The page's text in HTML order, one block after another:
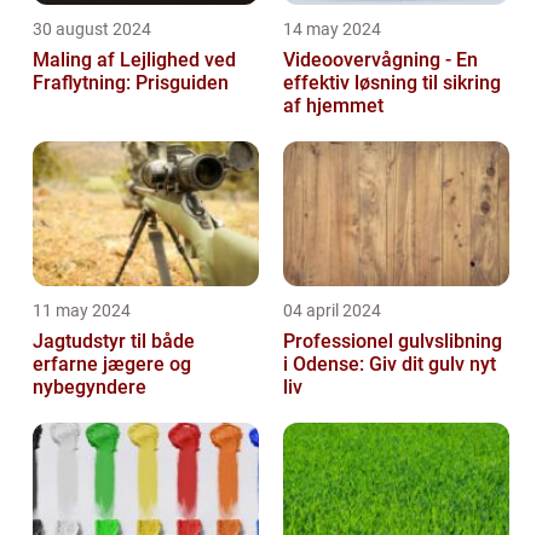
30 august 2024
Maling af Lejlighed ved
Fraflytning: Prisguiden
14 may 2024
Videoovervågning - En
effektiv løsning til sikring
af hjemmet
11 may 2024
Jagtudstyr til både
erfarne jægere og
nybegyndere
04 april 2024
Professionel gulvslibning
i Odense: Giv dit gulv nyt
liv